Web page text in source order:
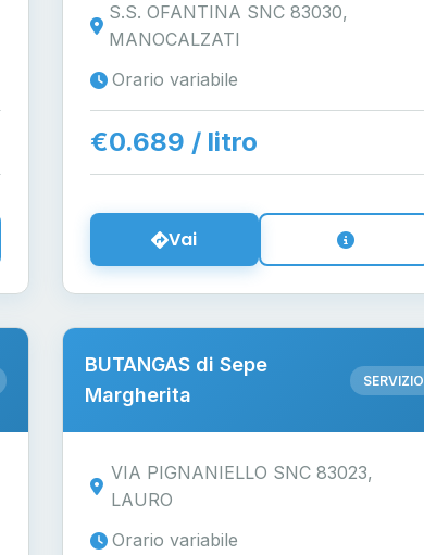
S.S. OFANTINA SNC 83030,
MANOCALZATI
Orario variabile
€0.689 / litro
Vai
BUTANGAS di Sepe
Margherita
SERVIZIO
VIA PIGNANIELLO SNC 83023,
LAURO
Orario variabile